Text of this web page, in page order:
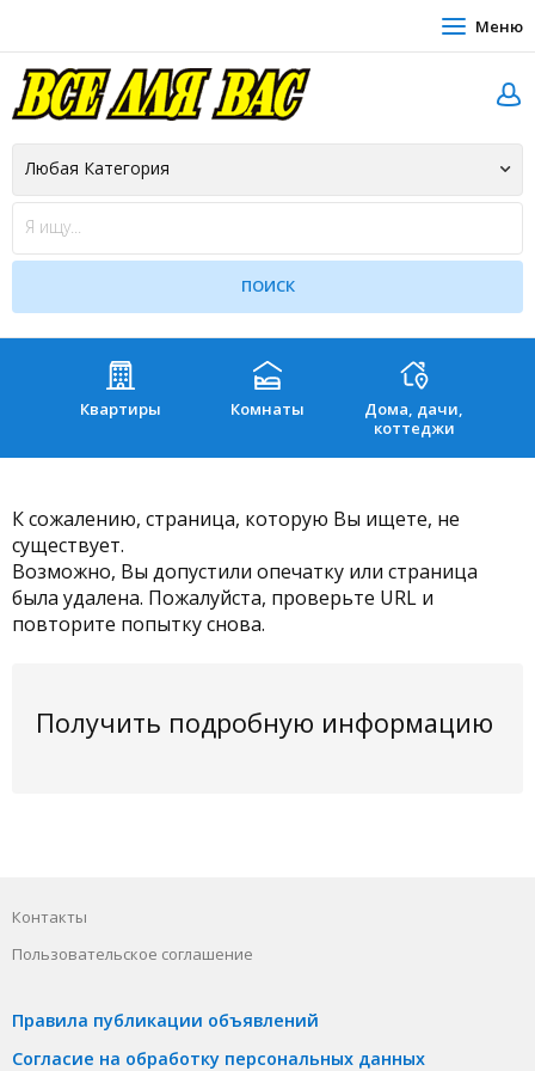
Меню
Квартиры Комнаты
Дома, дачи,
коттеджи
К сожалению, страница, которую Вы ищете, не
существует.
Возможно, Вы допустили опечатку или страница
была удалена. Пожалуйста, проверьте URL и
повторите попытку снова.
Получить подробную информацию
Контакты
Пользовательское соглашение
Правила публикации объявлений
Согласие на обработку персональных данных